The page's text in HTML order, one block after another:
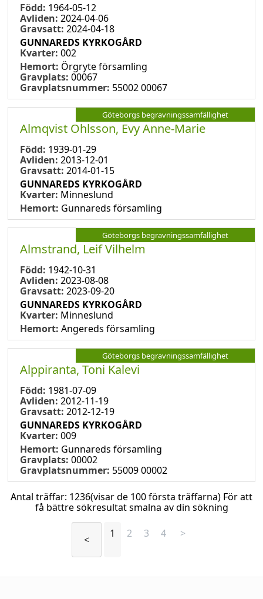
Född: 1964-05-12
Avliden: 2024-04-06
Gravsatt: 2024-04-18
GUNNAREDS KYRKOGÅRD
Kvarter: 002
Hemort: Örgryte församling
Gravplats: 00067
Gravplatsnummer: 55002 00067
Göteborgs begravningssamfällighet
Almqvist Ohlsson, Evy Anne-Marie
Född: 1939-01-29
Avliden: 2013-12-01
Gravsatt: 2014-01-15
GUNNAREDS KYRKOGÅRD
Kvarter: Minneslund
Hemort: Gunnareds församling
Göteborgs begravningssamfällighet
Almstrand, Leif Vilhelm
Född: 1942-10-31
Avliden: 2023-08-08
Gravsatt: 2023-09-20
GUNNAREDS KYRKOGÅRD
Kvarter: Minneslund
Hemort: Angereds församling
Göteborgs begravningssamfällighet
Alppiranta, Toni Kalevi
Född: 1981-07-09
Avliden: 2012-11-19
Gravsatt: 2012-12-19
GUNNAREDS KYRKOGÅRD
Kvarter: 009
Hemort: Gunnareds församling
Gravplats: 00002
Gravplatsnummer: 55009 00002
Antal träffar: 1236(visar de 100 första träffarna) För att
få bättre sökresultat smalna av din sökning
< 1 2 3 4 >